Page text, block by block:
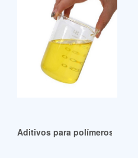
Persianas Pro Nicaragua
Aditivos para polímeros/